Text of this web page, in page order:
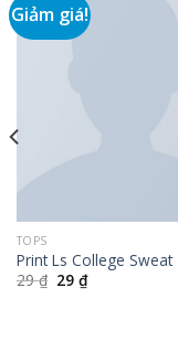
Giảm giá!
TOPS
Print Ls College Sweat
29₫ Giá
29 ₫Giá
hiện